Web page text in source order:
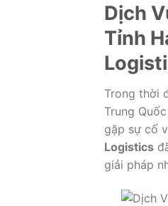
Dịch
Tỉnh
Trong thời
Trung Quốc
gặp sự cố
Logistics
giải pháp